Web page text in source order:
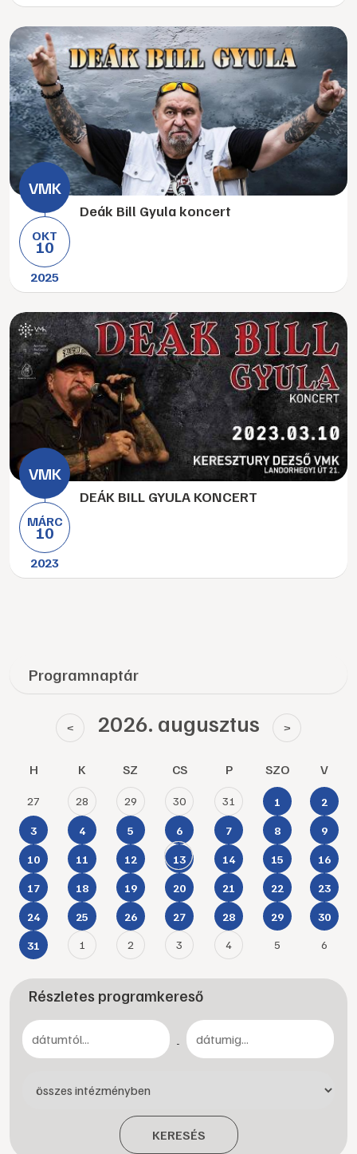
OKT
10
2025
Deák Bill Gyula koncert
MÁRC
10
2023
DEÁK BILL GYULA KONCERT
Programnaptár
< 2026. augusztus >
H K SZ CS P SZO V
27 28 29 30 31 1 2
3 4 5 6 7 8 9
10 11 12 13 14 15 16
17 18 19 20 21 22 23
24 25 26 27 28 29 30
31 1 2 3 4 5 6
Részletes programkereső
-
KERESÉS